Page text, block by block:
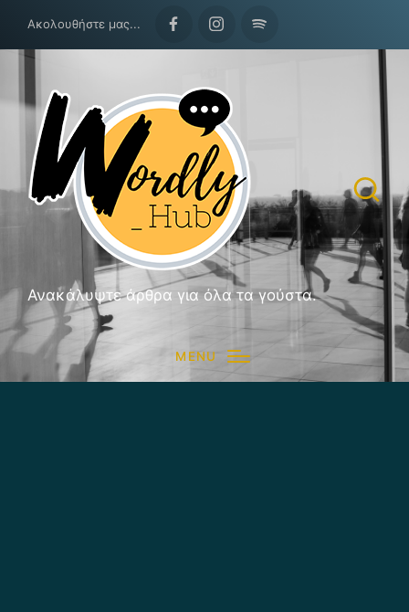
Ακολουθήστε μας...
FacebookInstagramSpotify
Ανακάλυψτε άρθρα για όλα τα γούστα.
MENU